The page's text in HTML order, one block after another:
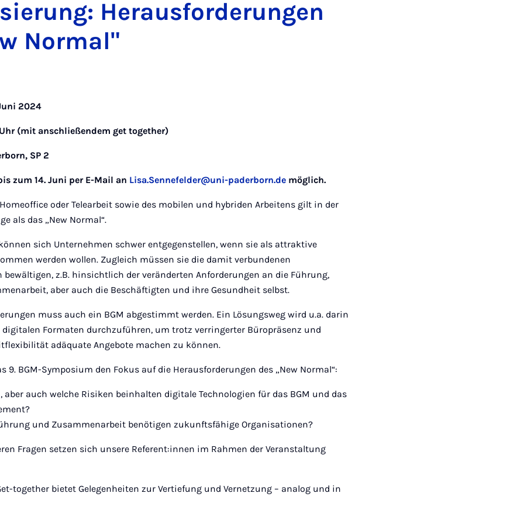
Herausforderungen
Normal"
2024
(mit anschließendem get together)
SP 2
zum 14. Juni per E-Mail an Lisa.Sennefelder@uni-paderborn.de möglich.
oder Telearbeit sowie des mobilen und hybriden Arbeitens gilt in der
als das „New Normal“.
sich Unternehmen schwer entgegenstellen, wenn sie als attraktive
werden wollen. Zugleich müssen sie die damit verbundenen
bewältigen, z.B. hinsichtlich der veränderten Anforderungen an die Führung,
aber auch die Beschäftigten und ihre Gesundheit selbst.
muss auch ein BGM abgestimmt werden. Ein Lösungsweg wird u.a. darin
digitalen Formaten durchzuführen, um trotz verringerter Büropräsenz und
adäquate Angebote machen zu können.
9. BGM-Symposium den Fokus auf die Herausforderungen des „New Normal“:
aber auch welche Risiken beinhalten digitale Technologien für das BGM und das
und Zusammenarbeit benötigen zukunftsfähige Organisationen?
Fragen setzen sich unsere Referent:innen im Rahmen der Veranstaltung
together bietet Gelegenheiten zur Vertiefung und Vernetzung – analog und in